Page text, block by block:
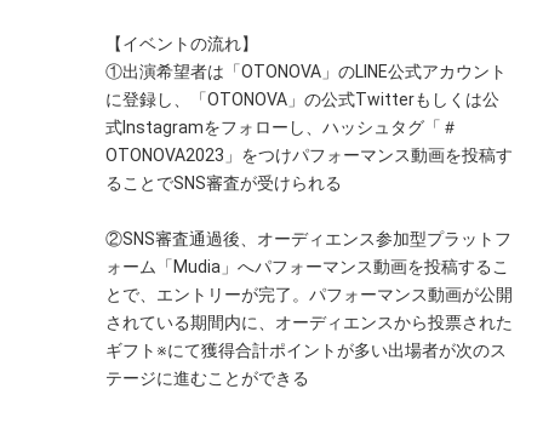
【イベントの流れ】
①出演希望者は「OTONOVA」のLINE公式アカウント
に登録し、「OTONOVA」の公式Twitterもしくは公
式Instagramをフォローし、ハッシュタグ「＃
OTONOVA2023」をつけパフォーマンス動画を投稿す
ることでSNS審査が受けられる
②SNS審査通過後、オーディエンス参加型プラットフ
ォーム「Mudia」へパフォーマンス動画を投稿するこ
とで、エントリーが完了。パフォーマンス動画が公開
されている期間内に、オーディエンスから投票された
ギフト※にて獲得合計ポイントが多い出場者が次のス
テージに進むことができる